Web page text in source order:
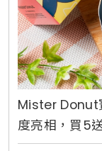
Mister Donut
度亮相，買5